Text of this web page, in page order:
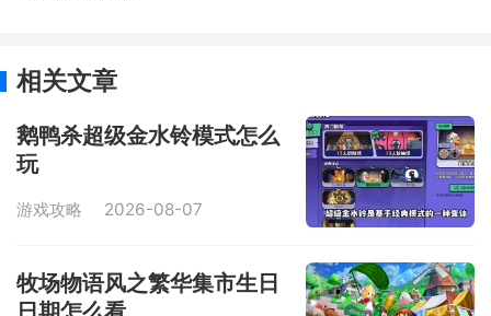
相关文章
鹅鸭杀超级金水铃模式怎么
玩
游戏攻略 2026-08-07
牧场物语风之繁华集市生日